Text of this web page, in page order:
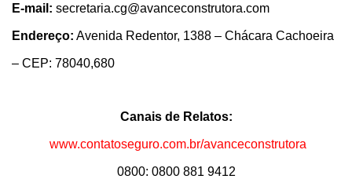
E-mail: secretaria.cg@avanceconstrutora.com
Endereço: Avenida Redentor, 1388 – Chácara Cachoeira
– CEP: 78040,680
Canais de Relatos:
www.contatoseguro.com.br/avanceconstrutora
0800: 0800 881 9412